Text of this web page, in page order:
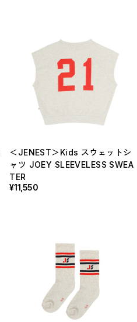
＜JENEST＞Kids スウェットシ
ャツ JOEY SLEEVELESS SWEA
TER
¥11,550